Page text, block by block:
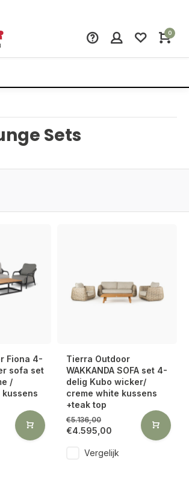
0
Sets
Fiona 4-
sofa set
/
Tierra Outdoor
WAKKANDA SOFA set 4-
delig Kubo wicker/
creme white kussens
+teak top
€5.136,00
€4.595,00
Vergelijk